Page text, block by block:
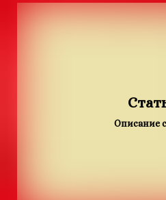
Описание